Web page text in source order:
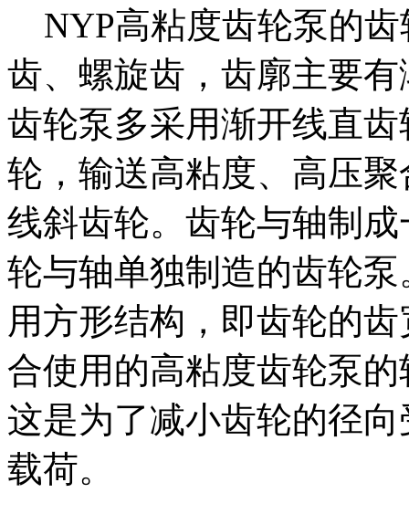
NYP高粘度齿轮泵的齿
齿、螺旋齿，齿廓主要
齿轮泵多采用渐开线直
轮，输送高粘度、高压
线斜齿轮。齿轮与轴制
轮与轴单独制造的齿轮
用方形结构，即齿轮的
合使用的高粘度齿轮泵
这是为了减小齿轮的径
载荷。